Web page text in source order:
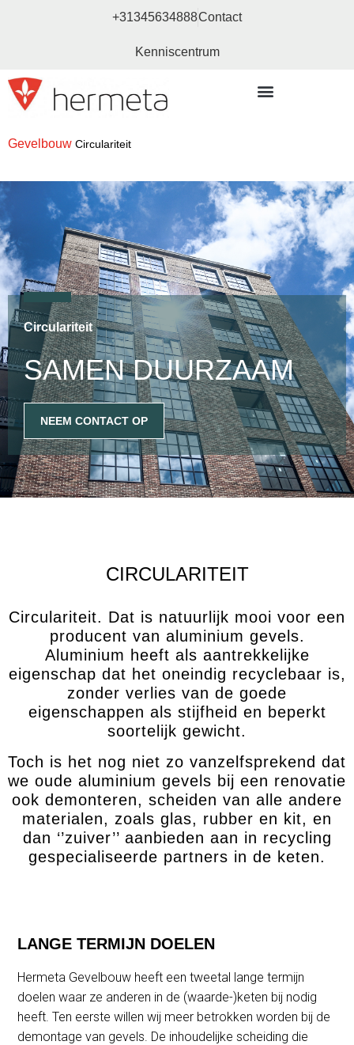
+31345634888Contact
Kenniscentrum
Gevelbouw Circulariteit
Circulariteit
SAMEN DUURZAAM
NEEM CONTACT OP
CIRCULARITEIT
Circulariteit. Dat is natuurlijk mooi voor een
producent van aluminium gevels.
Aluminium heeft als aantrekkelijke
eigenschap dat het oneindig recyclebaar is,
zonder verlies van de goede
eigenschappen als stijfheid en beperkt
soortelijk gewicht.
Toch is het nog niet zo vanzelfsprekend dat
we oude aluminium gevels bij een renovatie
ook demonteren, scheiden van alle andere
materialen, zoals glas, rubber en kit, en
dan ‘’zuiver’’ aanbieden aan in recycling
gespecialiseerde partners in de keten.
LANGE TERMIJN DOELEN
Hermeta Gevelbouw heeft een tweetal lange termijn
doelen waar ze anderen in de (waarde-)keten bij nodig
heeft. Ten eerste willen wij meer betrokken worden bij de
demontage van gevels. De inhoudelijke scheiding die